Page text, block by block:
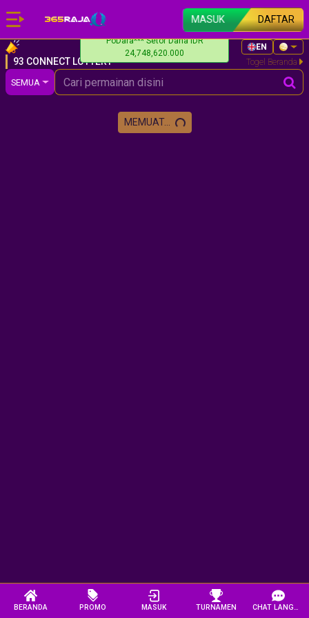
MASUK DAFTAR
PoDara*** Setor Dana IDR
24,748,620.000
EN
93 CONNECT LOTTERY Togel Beranda
SEMUA
MEMUAT...
BERANDA PROMO MASUK TURNAMEN CHAT LANGSUNG